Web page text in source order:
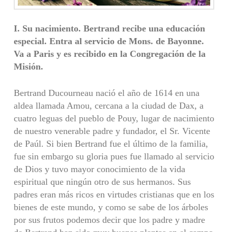
I. Su nacimiento. Bertrand recibe una educación
especial. Entra al servicio de Mons. de Bayonne.
Va a Paris y es recibido en la Congregación de la
Misión.
Bertrand Ducourneau nació el año de 1614 en una
aldea llamada Amou, cercana a la ciudad de Dax, a
cuatro leguas del pueblo de Pouy, lugar de nacimiento
de nuestro venerable padre y fundador, el Sr. Vicente
de Paúl. Si bien Bertrand fue el último de la familia,
fue sin embargo su gloria pues fue llamado al servicio
de Dios y tuvo mayor conocimiento de la vida
espiritual que ningún otro de sus hermanos. Sus
padres eran más ricos en virtudes cristianas que en los
bienes de este mundo, y como se sabe de los árboles
por sus frutos podemos decir que los padre y madre